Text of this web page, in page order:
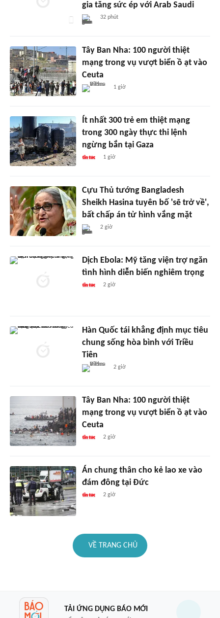
gia tăng sức ép với Arab Saudi
32 phút
Tây Ban Nha: 100 người thiệt
mạng trong vụ vượt biển ồ ạt vào
Ceuta
1 giờ
Ít nhất 300 trẻ em thiệt mạng
trong 300 ngày thực thi lệnh
ngừng bắn tại Gaza
1 giờ
Cựu Thủ tướng Bangladesh
Sheikh Hasina tuyên bố 'sẽ trở về',
bất chấp án tử hình vắng mặt
2 giờ
Dịch Ebola: Mỹ tăng viện trợ ngăn
tình hình diễn biến nghiêm trọng
2 giờ
Hàn Quốc tái khẳng định mục tiêu
chung sống hòa bình với Triều
Tiên
2 giờ
Tây Ban Nha: 100 người thiệt
mạng trong vụ vượt biển ồ ạt vào
Ceuta
2 giờ
Án chung thân cho kẻ lao xe vào
đám đông tại Đức
2 giờ
VỀ TRANG CHỦ
TẢI ỨNG DỤNG BÁO MỚI